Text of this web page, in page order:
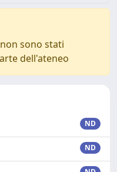
sono stati
dell'ateneo
ND
ND